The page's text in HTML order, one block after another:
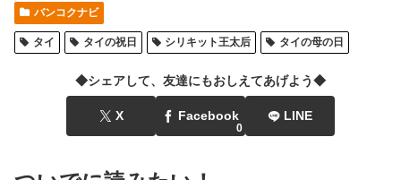
バンコクナビ
タイ タイの祝日 シリキット王太后 タイの母の日
◆シェアして、友達にもおしえてあげよう◆
X Facebook
0
LINE